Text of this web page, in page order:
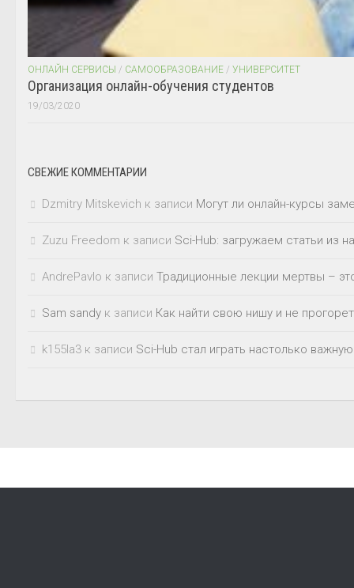
ОНЛАЙН СЕРВИСЫ / САМООБРАЗОВАНИЕ / УНИВЕРСИТЕТ
Организация онлайн-обучения студентов
19/03/2020
СВЕЖИЕ КОММЕНТАРИИ
Dzmitry Mitskevich к записи Могут ли онлайн-курсы
Zuzu Freedom к записи Sci-Hub: загружаем статьи из
AndrePavlo к записи Традиционные лекции мертвы –
Sam sandy к записи Как найти свою нишу и не
k155la3 к записи Sci-Hub стал играть настолько